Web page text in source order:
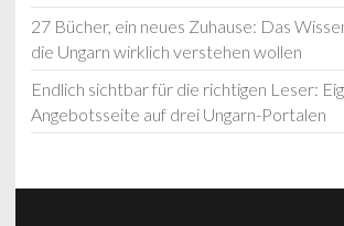
27 Bücher, ein neues Zuhause: Das
die Ungarn wirklich verstehen wollen
Endlich sichtbar für die richtigen Leser:
Angebotsseite auf drei Ungarn-Portalen